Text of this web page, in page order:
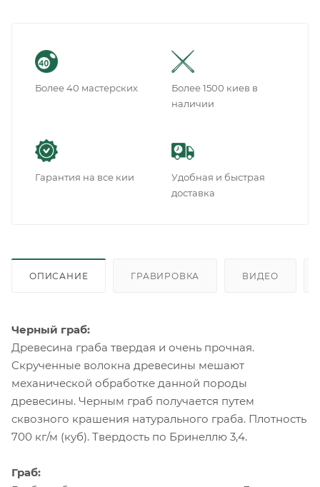
Более 40 мастерских
Более 1500 киев в
наличии
Гарантия на все кии
Удобная и быстрая
доставка
ОПИСАНИЕ ГРАВИРОВКА ВИДЕО
Черный граб:
Древесина граба твердая и очень прочная.
Скрученные волокна древесины мешают
механической обработке данной породы
древесины. Черным граб получается путем
сквозного крашения натурального граба. Плотность
700 кг/м (куб). Твердость по Бринеллю 3,4.
Граб: